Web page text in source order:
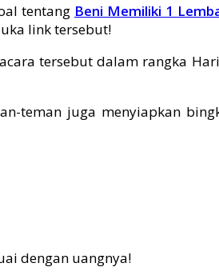
tentang Beni Memiliki 1
link tersebut!
tersebut dalam rangka
teman juga menyiapkan
dengan uangnya!